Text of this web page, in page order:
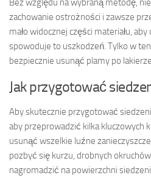
Bez względu na wybraną metodę,
zachowanie ostrożności i zawsze
mało widocznej części materiału,
spowoduje to uszkodzeń. Tylko w
bezpiecznie usunąć plamy po
Jak przygotować
Aby skutecznie przygotować
aby przeprowadzić kilka kluczowych
usunąć wszelkie luźne
pozbyć się kurzu, drobnych
nagromadzić na powierzchni